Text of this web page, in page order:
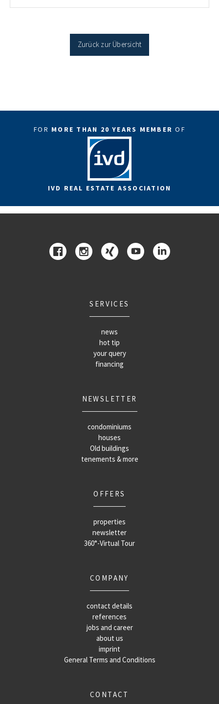
Antragstellende verpflichten sich zu energetischer
Sanierung in Einzelmaßnahmen […]
Zurück zur Übersicht
FOR MORE THAN 20 YEARS MEMBEROF
IVD REAL ESTATE ASSOCIATION
SERVICES
news
hot tip
your query
financing
NEWSLETTER
condominiums
houses
Old buildings
tenements & more
OFFERS
properties
newsletter
360°-Virtual Tour
COMPANY
contact details
references
jobs and career
about us
imprint
General Terms and Conditions
CONTACT